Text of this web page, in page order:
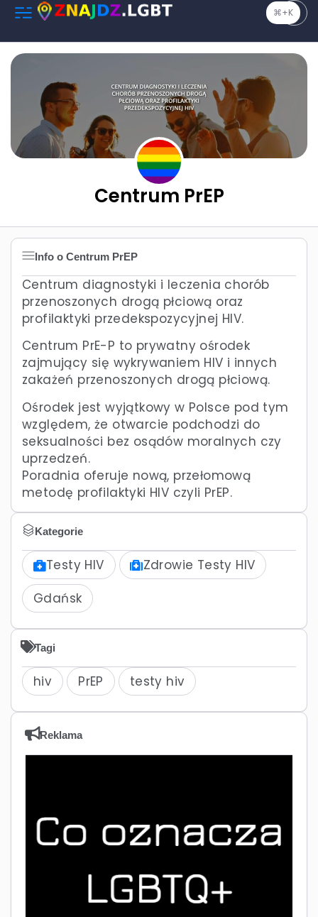
⌘+K
Centrum PrEP
Info o Centrum PrEP
Centrum diagnostyki i leczenia chorób
przenoszonych drogą płciową oraz
profilaktyki przedekspozycyjnej HIV.
Centrum PrE-P to prywatny ośrodek
zajmujący się wykrywaniem HIV i innych
zakażeń przenoszonych drogą płciową.
Ośrodek jest wyjątkowy w Polsce pod tym
względem, że otwarcie podchodzi do
seksualności bez osądów moralnych czy
uprzedzeń.
Poradnia oferuje nową, przełomową
metodę profilaktyki HIV czyli PrEP.
Kategorie
Testy HIV
Zdrowie Testy HIV
Gdańsk
Tagi
hiv PrEP testy hiv
Reklama